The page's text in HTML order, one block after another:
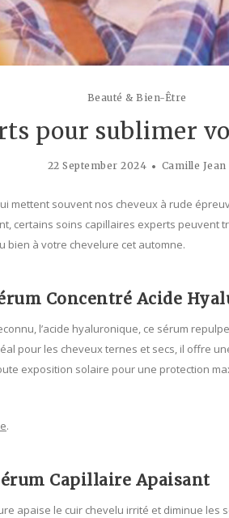
Beauté & Bien-Être
pour sublimer
22 September 2024 Camille Jean
mettent souvent nos cheveux à rude
certains soins capillaires experts
bien à votre chevelure cet automne.
Concentré Acide
l’acide hyaluronique, ce sérum
pour les cheveux ternes et secs, il offre
exposition solaire pour une protection
.
Capillaire Apaisant
apaise le cuir chevelu irrité et diminue